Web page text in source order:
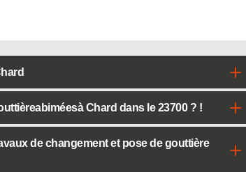
Chard dans le 23700 ? !
de changement et pose de gouttière